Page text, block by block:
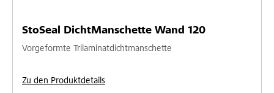
StoSeal DichtManschette Wand 120
Vorgeformte Trilaminatdichtmanschette
Zu den Produktdetails